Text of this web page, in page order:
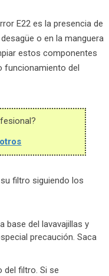
E22 es la presencia de
o en la manguera
estos componentes
funcionamiento del
filtro siguiendo los
base del lavavajillas y
precaución. Saca
del filtro. Si se